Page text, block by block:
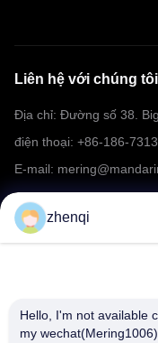
Liên hệ với chúng tôi
Địa chỉ: Đường số 38.
điện thoại: +86-186-
E-mail:
Đi theo chúng tôi.
zhenqi
Hello, I'm not available
my